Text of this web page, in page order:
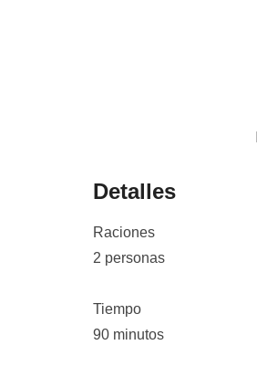
Detalles
Raciones
2 personas
Tiempo
90 minutos